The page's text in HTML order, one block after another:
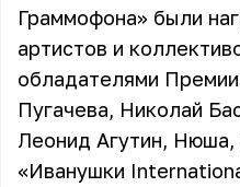
Граммофона» были
артистов и
обладателями
Пугачева, Николай
Леонид Агутин,
«Иванушки